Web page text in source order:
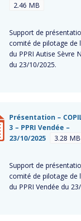
2.46 MB
Support de
comité de pilotage de
du PPRI Autise Sèvre
du 23/10/2025.
Présentation –
3 – PPRI Vendée –
23/10/2025
3.28 MB
Support de
comité de pilotage de
du PPRI Vendée du